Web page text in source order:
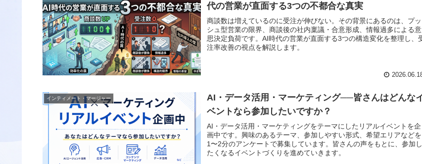
代の営業が直面する3つの不都合な真実
商談数は増えているのに受注が伸びない。その背景にあるのは、プッ
シュ型営業の限界、商談後の社内稟議・合意形成、情報過多による意
思決定負荷です。AI時代の営業が直面する3つの構造変化を整理し、
注率改善の視点を解説します。
インティメート・マージャー
AI・データ活用・マーケティング──皆さんはどんな
ベントなら参加したいですか？
AI・データ活用・マーケティングをテーマにしたリアルイベントを企
画中です。興味のあるテーマ、参加しやすい形式、希望エリアなどを
1〜2分のアンケートで募集しています。皆さんの声をもとに、参加し
たくなるイベントづくりを進めていきます。